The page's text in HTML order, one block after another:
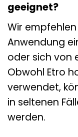
geeignet?
Wir
Anwendung
oder sich von
Obwohl Etro
verwendet,
in seltenen
werden.